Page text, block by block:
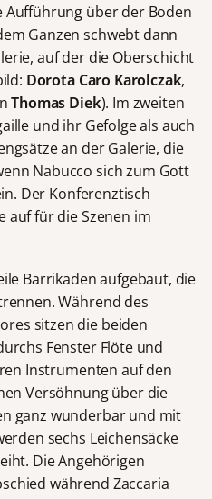
Aufführung über der Boden
Ganzen schwebt dann
auf der die Oberschicht
Dorota Caro Karolczak,
Thomas Diek). Im zweiten
und ihr Gefolge als auch
an der Galerie, die
Nabucco sich zum Gott
Der Konferenztisch
auf für die Szenen im
Barrikaden aufgebaut, die
Während des
sitzen die beiden
Fenster Flöte und
Instrumenten auf den
Versöhnung über die
ganz wunderbar und mit
sechs Leichensäcke
Die Angehörigen
während Zaccaria